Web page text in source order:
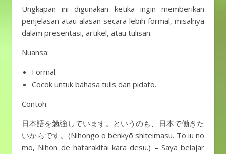
Ungkapan ini digunakan ketika ingin memberikan
penjelasan atau alasan secara lebih formal, misalnya
dalam presentasi, artikel, atau tulisan.
Nuansa:
Formal.
Cocok untuk bahasa tulis dan pidato.
Contoh:
日本語を勉強しています。というのも、日本で働きた
いからです。(Nihongo o benkyō shiteimasu. To iu no
mo, Nihon de hatarakitai kara desu.) – Saya belajar